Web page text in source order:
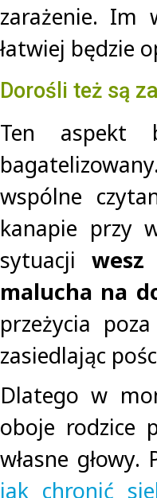
zarażenie. Im
łatwiej będzie
Dorośli też są
Ten aspekt
wspólne
kanapie przy
sytuacji
malucha na
przeżycia
zasiedlając
Dlatego w
oboje rodzice
własne
jak chronić